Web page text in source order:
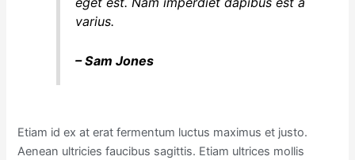
varius.
– Sam Jones
Etiam id ex at erat fermentum luctus maximus et justo.
Aenean ultricies faucibus sagittis. Etiam ultrices mollis